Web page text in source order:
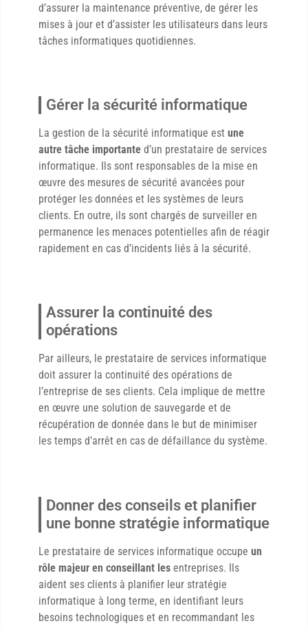
d’assurer la maintenance préventive, de gérer les
mises à jour et d’assister les utilisateurs dans leurs
tâches informatiques quotidiennes.
Gérer la sécurité informatique
La gestion de la sécurité informatique est une
autre tâche importante d’un prestataire de services
informatique. Ils sont responsables de la mise en
œuvre des mesures de sécurité avancées pour
protéger les données et les systèmes de leurs
clients. En outre, ils sont chargés de surveiller en
permanence les menaces potentielles afin de réagir
rapidement en cas d’incidents liés à la sécurité.
Assurer la continuité des
opérations
Par ailleurs, le prestataire de services informatique
doit assurer la continuité des opérations de
l’entreprise de ses clients. Cela implique de mettre
en œuvre une solution de sauvegarde et de
récupération de donnée dans le but de minimiser
les temps d’arrêt en cas de défaillance du système.
Donner des conseils et planifier
une bonne stratégie informatique
Le prestataire de services informatique occupe un
rôle majeur en conseillant les entreprises. Ils
aident ses clients à planifier leur stratégie
informatique à long terme, en identifiant leurs
besoins technologiques et en recommandant les